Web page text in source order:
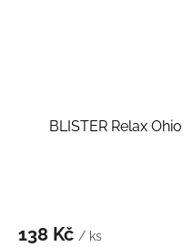
BLISTER Relax
138 Kč / ks